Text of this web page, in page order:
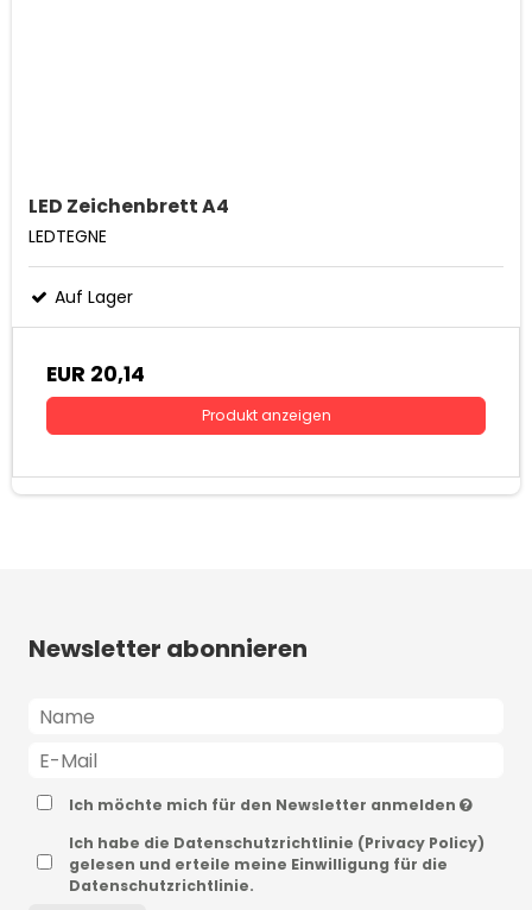
LED Zeichenbrett A4
LEDTEGNE
Auf Lager
EUR 20,14
Produkt anzeigen
Newsletter abonnieren
Ich möchte mich für den Newsletter anmelden
Ich habe die Datenschutzrichtlinie (Privacy Policy)
gelesen und erteile meine Einwilligung für die
Datenschutzrichtlinie.